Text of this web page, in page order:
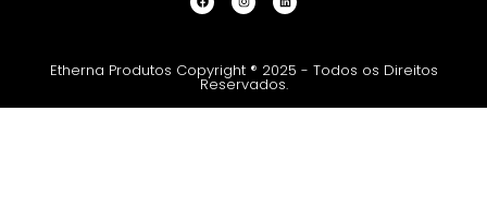
Etherna Produtos Copyright ® 2025 - Todos os Direitos
Reservados.